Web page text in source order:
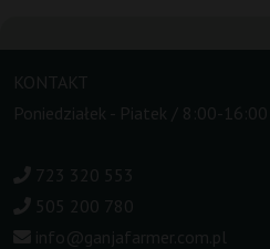
KONTAKT
Poniedziałek - Piatek / 8:00-16:00
723 320 553
505 200 780
info@ganjafarmer.com.pl